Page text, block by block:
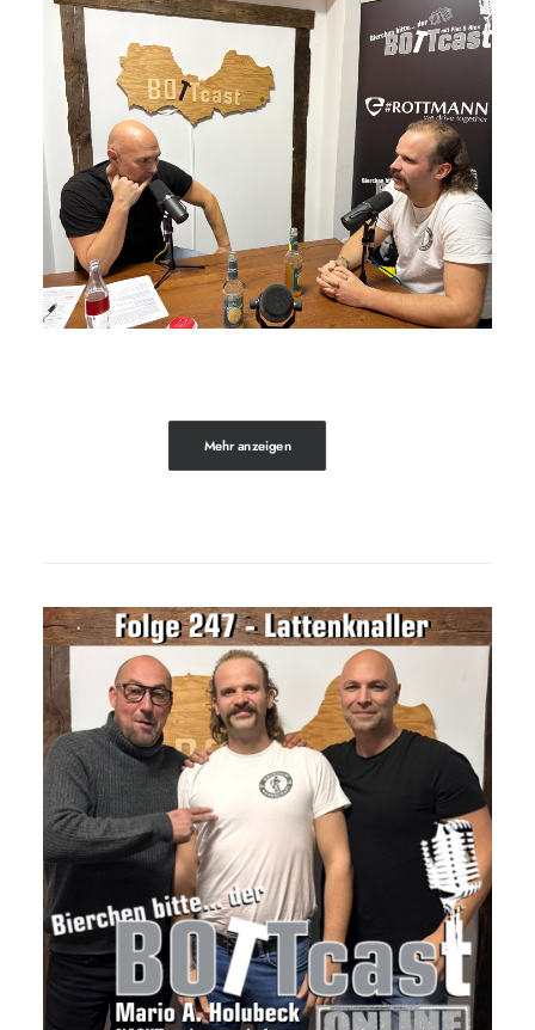
Mehr anzeigen